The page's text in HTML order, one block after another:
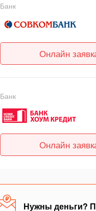
Банк
Онлайн
Банк
Онлайн
Нужны деньги?